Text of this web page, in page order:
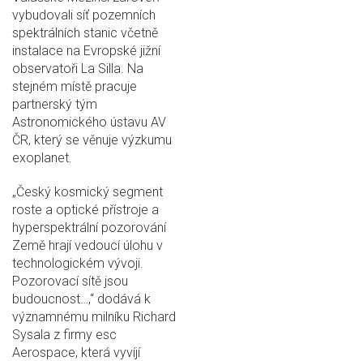
vybudovali síť pozemních
spektrálních stanic včetně
instalace na Evropské jižní
observatoři La Silla. Na
stejném místě pracuje
partnerský tým
Astronomického ústavu AV
ČR, který se věnuje výzkumu
exoplanet.
„Český kosmický segment
roste a optické přístroje a
hyperspektrální pozorování
Země hrají vedoucí úlohu v
technologickém vývoji.
Pozorovací sítě jsou
budoucnost…,“ dodává k
významnému milníku Richard
Sysala z firmy esc
Aerospace, která vyvíjí